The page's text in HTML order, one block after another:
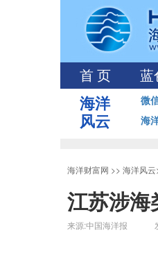
首 页 蓝
海洋
风云
微
海
海洋财富网 >> 海洋风云
江苏涉海
来源:中国海洋报 发